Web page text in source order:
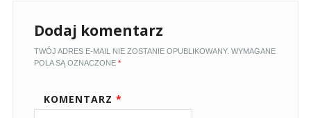
Dodaj komentarz
TWÓJ ADRES E-MAIL NIE ZOSTANIE OPUBLIKOWANY. WYMAGANE
POLA SĄ OZNACZONE *
KOMENTARZ *